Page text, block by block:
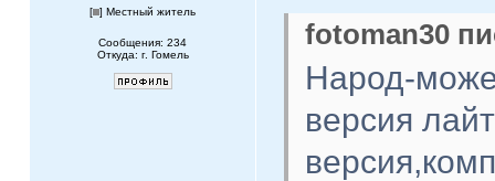
[ ] Местный житель
Сообщения: 234
Откуда: г. Гомель
fotoman30
Народ-
версия